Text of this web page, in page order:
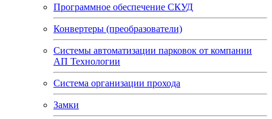
Программное обеспечение СКУД
Конвертеры (преобразователи)
Системы автоматизации парковок от компании
АП Технологии
Система организации прохода
Замки